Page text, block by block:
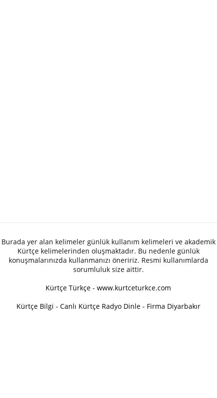
Burada yer alan kelimeler günlük kullanım kelimeleri ve akademik
Kürtçe kelimelerinden oluşmaktadır. Bu nedenle günlük
konuşmalarınızda kullanmanızı öneririz. Resmi kullanımlarda
sorumluluk size aittir.
Kürtçe Türkçe - www.kurtceturkce.com
Kürtçe Bilgi - Canlı Kürtçe Radyo Dinle - Firma Diyarbakır